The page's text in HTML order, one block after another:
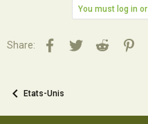
- les énormes salades
Michaël
You must log in
Share: Facebook
TwitterReddit
Etats-Unis